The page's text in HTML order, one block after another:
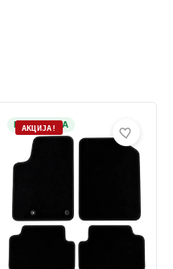
НА ЗАЛИХА
АКЦИЈА!